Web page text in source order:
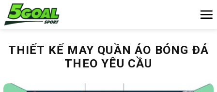
Chuyển
đến
THIẾT KẾ MAY QUẦN ÁO BÓNG ĐÁ
THEO YÊU CẦU